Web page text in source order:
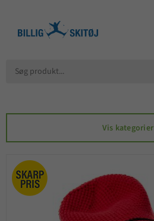
Vis kategorier